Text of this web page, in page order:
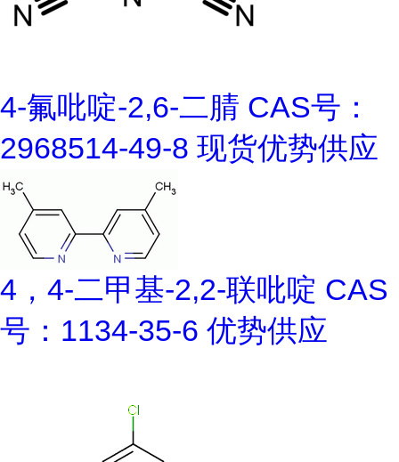
4-氟吡啶-2,6-二腈 CAS号：
2968514-49-8 现货优势供应
4，4-二甲基-2,2-联吡啶 CAS
号：1134-35-6 优势供应